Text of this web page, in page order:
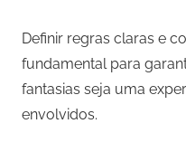
Definir regras claras e
fundamental para
fantasias seja uma
envolvidos.